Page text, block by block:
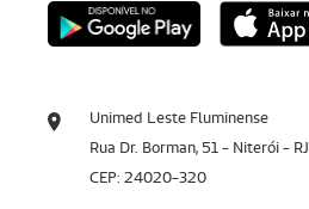
Unimed Leste Fluminense
Rua Dr. Borman, 51 - Niterói - RJ
CEP: 24020-320